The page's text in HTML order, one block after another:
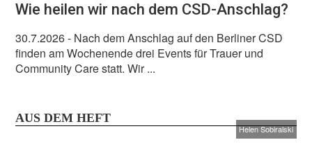
Wie heilen wir nach dem CSD-Anschlag?
30.7.2026- Nach dem Anschlag auf den Berliner CSD
finden am Wochenende drei Events für Trauer und
Community Care statt. Wir ...
AUS DEM HEFT
Helen Sobiralski